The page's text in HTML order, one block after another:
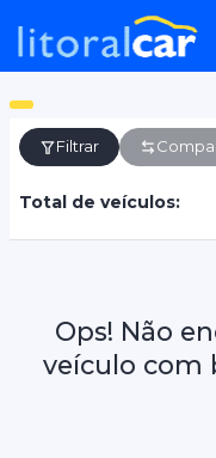
Filtrar
Total de veículos:
Ops! Não
veículo com